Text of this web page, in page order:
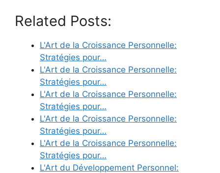
Related Posts:
L'Art de la Croissance Personnelle:
Stratégies pour…
L'Art de la Croissance Personnelle:
Stratégies pour…
L'Art de la Croissance Personnelle:
Stratégies pour…
L'Art de la Croissance Personnelle:
Stratégies pour…
L'Art de la Croissance Personnelle:
Stratégies pour…
L'Art du Développement Personnel: